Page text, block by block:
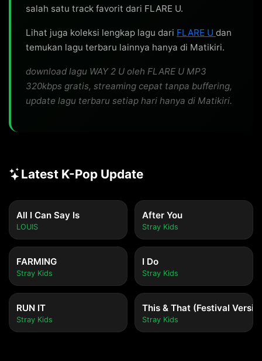
salah satu track favorit dari FLARE U.
Lihat juga koleksi lengkap lagu dari FLARE U dan
temukan lagu terbaru lainnya hanya di Matikiri.
download lagu WAY 2 U oleh FLARE U MP3
320kbps gratis, streaming cepat tanpa buffering,
update lagu terbaru setiap hari hanya di Matikiri.
Latest K-Pop Update
All I Can Say Is
LOUIS
After You
Stray Kids
FARMING
Stray Kids
I Do
Stray Kids
RUN IT
Stray Kids
This & That (Festival
Stray Kids